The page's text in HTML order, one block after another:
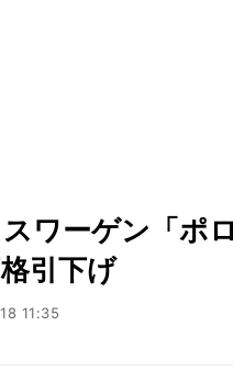
ワーゲン「ポ
引下げ
11:35